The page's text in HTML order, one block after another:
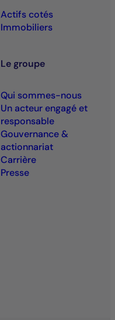
Actifs cotés
Immobiliers
Le groupe
Qui sommes-nous
Un acteur engagé et
responsable
Gouvernance &
actionnariat
Carrière
Presse